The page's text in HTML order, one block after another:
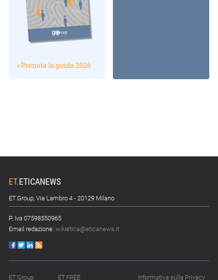
» Prenota la guida 2026
ET.ETICANEWS
ET.Group, Via Lambro 4 - 20129 Milano
P. Iva 07598550965
Email redazione: wikietica@eticanews.it
ET.Group ET.FREE Informativa sulla Privacy